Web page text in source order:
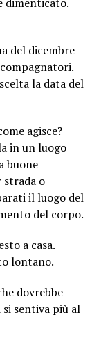
del dicembre
la data del
agisce?
in un luogo
buone
o
il luogo del
del corpo.
a casa.
lontano.
dovrebbe
sentiva più al